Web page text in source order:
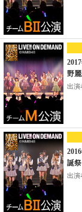
野
出演
誕祭
出演